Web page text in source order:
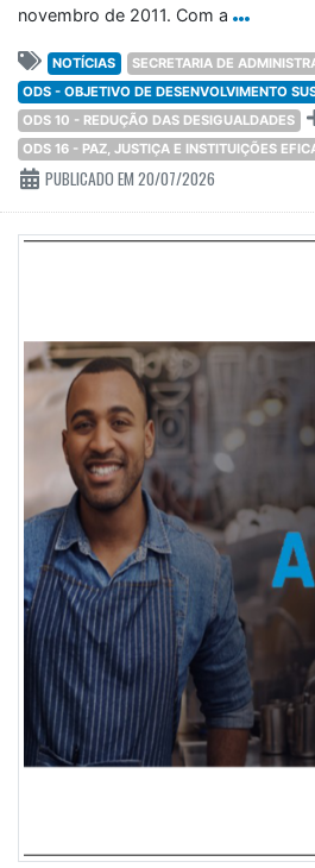
novembro de 2011. Com a
NOTÍCIAS
SECRETARIA DE
ODS - OBJETIVO DE DESENVOLVIMENTO
ODS 10 - REDUÇÃO DAS DESIGUALDADES
ODS 16 - PAZ, JUSTIÇA E INSTITUIÇÕES
PUBLICADO EM 20/07/2026